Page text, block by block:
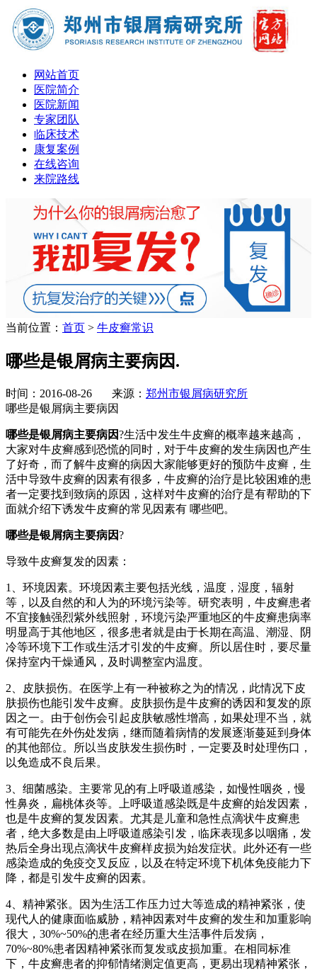
网站首页
医院简介
医院新闻
专家团队
临床技术
康复案例
在线咨询
来院路线
当前位置： 首页 > 牛皮癣常识
哪些是银屑病主要病因.
时间：2016-08-26 来源： 郑州市银屑病研究所
哪些是银屑病主要病因
哪些是银屑病主要病因?生活中发生牛皮癣的概率越来越高，
大家对牛皮癣感到恐慌的同时，对于牛皮癣的发生病因也产生
了好奇，而了解牛皮癣的病因大家能够更好的预防牛皮癣，生
活中导致牛皮癣的因素有很多，牛皮癣的治疗是比较困难的患
者一定要找到致病的原因，这样对牛皮癣的治疗是有帮助的下
面就介绍下诱发牛皮癣的常见因素有 哪些吧。
哪些是银屑病主要病因?
导致牛皮癣复发的因素：
1、环境因素。环境因素主要包括光线，温度，湿度，辐射
等，以及自然的和人为的环境污染等。研究表明，牛皮癣患者
不宜接触强烈紫外线照射，环境污染严重地区的牛皮癣患病率
明显高于其他地区，很多患者就是由于长期在高温、潮湿、阴
冷等环境下工作或生活才引发的牛皮癣。所以居住时，要尽量
保持室内干燥通风，及时调整室内温度。
2、皮肤损伤。在医学上有一种被称之为的情况，此情况下皮
肤损伤也能引发牛皮癣。皮肤损伤是牛皮癣的诱因和复发的原
因之一。由于创伤会引起皮肤敏感性增高，如果处理不当，就
有可能先在外伤处发病，继而随着病情的发展逐渐蔓延到身体
的其他部位。所以当皮肤发生损伤时，一定要及时处理伤口，
以免造成不良后果。
3、细菌感染。主要常见的有上呼吸道感染，如慢性咽炎，慢
性鼻炎，扁桃体炎等。上呼吸道感染既是牛皮癣的始发因素，
也是牛皮癣的复发因素。尤其是儿童和急性点滴状牛皮癣患
者，绝大多数是由上呼吸道感染引发，临床表现多以咽痛，发
热后全身出现点滴状牛皮癣样皮损为始发症状。此外还有一些
感染造成的免疫交叉反应，以及在特定环境下机体免疫能力下
降，都是引发牛皮癣的因素。
4、精神紧张。因为生活工作压力过大等造成的精神紧张，使
现代人的健康面临威胁，精神因素对牛皮癣的发生和加重影响
很大，30%~50%的患者在经历重大生活事件后发病，
70%~80%患者因精神紧张而复发或皮损加重。在相同标准
下，牛皮癣患者的抑郁情绪测定值更高，更易出现精神紧张，